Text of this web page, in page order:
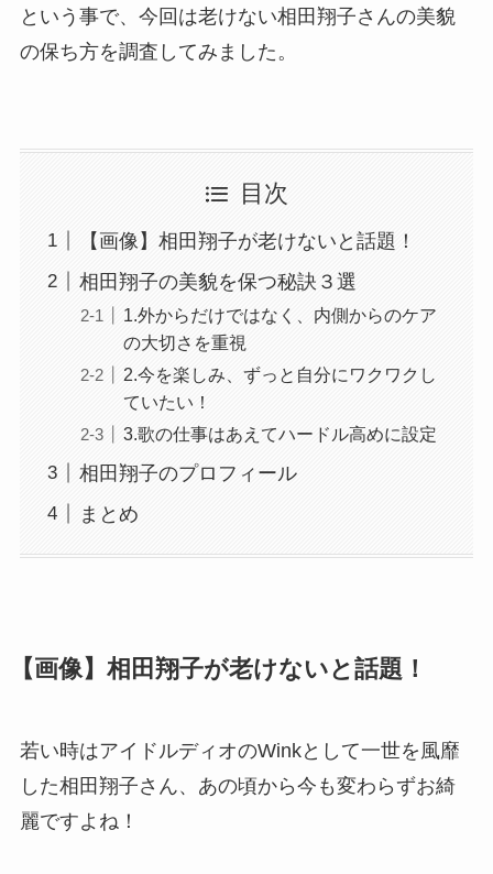
という事で、今回は老けない相田翔子さんの美貌
の保ち方を調査してみました。
目次
【画像】相田翔子が老けないと話題！
相田翔子の美貌を保つ秘訣３選
1.外からだけではなく、内側からのケア
の大切さを重視
2.今を楽しみ、ずっと自分にワクワクし
ていたい！
3.歌の仕事はあえてハードル高めに設定
相田翔子のプロフィール
まとめ
【画像】相田翔子が老けないと話題！
若い時はアイドルディオのWinkとして一世を風靡
した相田翔子さん、あの頃から今も変わらずお綺
麗ですよね！